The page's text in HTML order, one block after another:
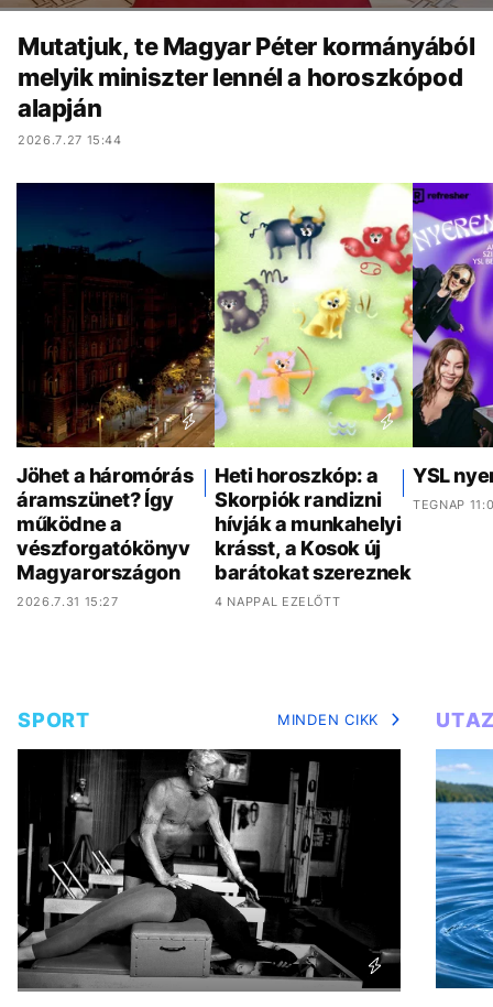
Mutatjuk, te Magyar Péter kormányából
melyik miniszter lennél a horoszkópod
alapján
2026.7.27 15:44
Jöhet a háromórás
áramszünet? Így
működne a
vészforgatókönyv
Magyarországon
2026.7.31 15:27
Heti horoszkóp: a
Skorpiók randizni
hívják a munkahelyi
krásst, a Kosok új
barátokat szereznek
4 NAPPAL EZELŐTT
YSL
TEGNAP
SPORT MINDEN CIKK